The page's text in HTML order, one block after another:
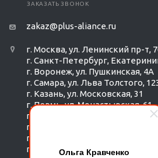
Ольга Кравченко
ЗАКАЗАТЬ ЗВОНОК
zakaz@plus-aliance.ru
г. Москва, ул. Ленинский пр-т,
г. Санкт-Петербург,
г. Воронеж, ул. Пушкинская, 4А
г. Самара, ул. Льва Толстого,
г. Казань, ул. Московская, 31
г. Пермь, ул. Монастырская, 61
г. Екатеринбург, ул. Радищева
г. Тюмень, ул. Республики 252/6
г. Новосибирск, Красный пр-т,
г. Омск, ул. ​Гагарина, 14